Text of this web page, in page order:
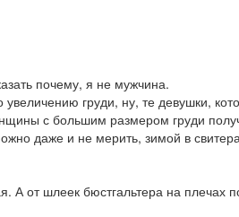
почему, я не мужчина.
груди, ну, те девушки,
с большим размером груди
даже и не мерить, зимой в
А от шлеек бюстгальтера на плечах